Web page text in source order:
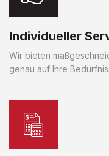
Individueller
Wir bieten
genau auf Ihre